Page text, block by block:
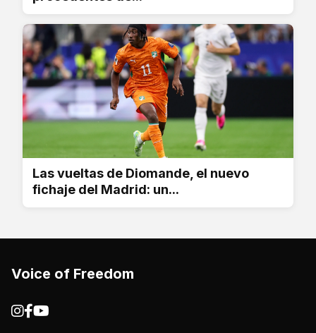
Las vueltas de Diomande, el nuevo
fichaje del Madrid: un...
Voice of Freedom